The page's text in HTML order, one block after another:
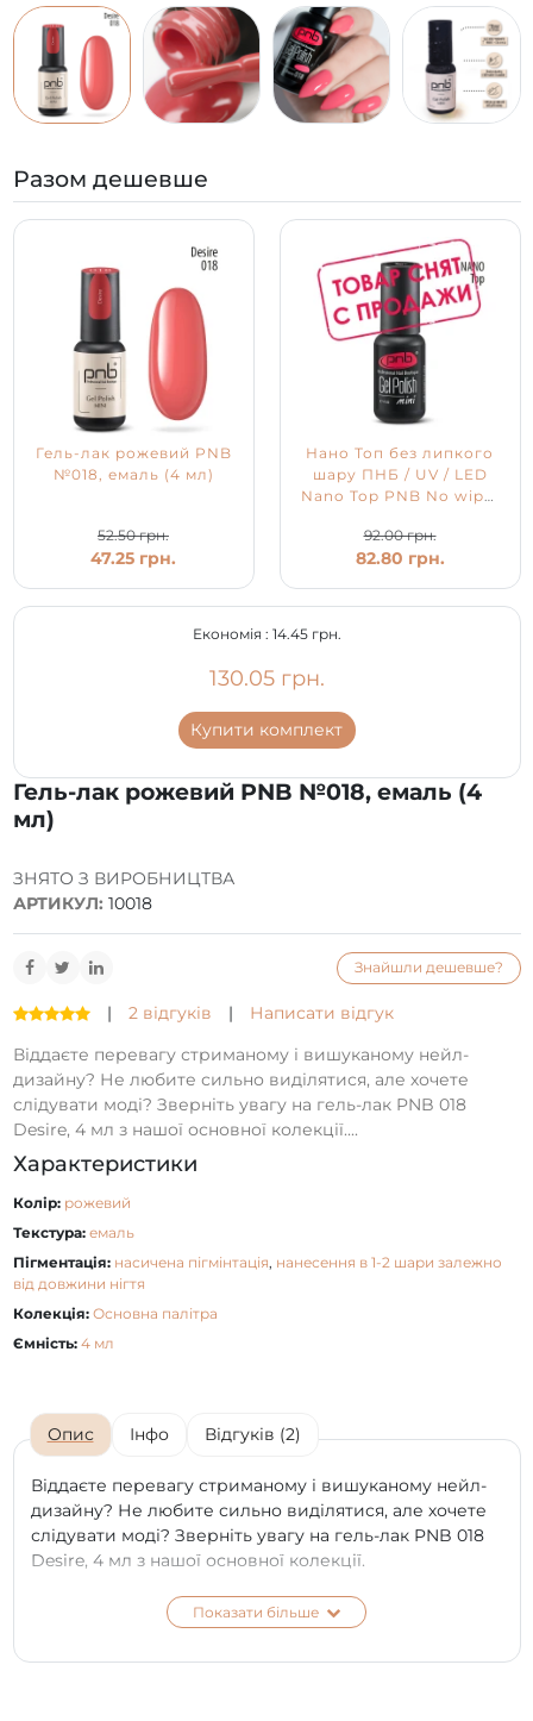
Гель-лак рожевий PNB №018, емаль (4
мл)
| 2 відгуків |
Написати відгук
Віддаєте перевагу стриманому і вишуканому нейл-
дизайну? Не любите сильно виділятися, але хочете
слідувати моді? Зверніть увагу на гель-лак PNB 018
Desire, 4 мл з нашої основної колекції....
Характеристики
Колір: рожевий
Текстура: емаль
Пігментація: насичена пігмінтація, нанесення в 1-2 шари залежно
від довжини нігтя
Колекція: Основна палітра
Ємність: 4 мл
ЗНЯТО З ВИРОБНИЦТВА
АРТИКУЛ: 10018
Знайшли дешевше?
Разом дешевше
Гель-лак рожевий PNB
№018, емаль (4 мл)
52.50 грн.
47.25 грн.
Нано Топ без липкого
шару ПНБ / UV / LED
Nano Top PNB No wipe,
92.00 грн.
82.80 грн.
Економія : 14.45 грн.
130.05 грн.
Купити комплект
Опис Інфо Відгуків (2)
Віддаєте перевагу стриманому і вишуканому нейл-
дизайну? Не любите сильно виділятися, але хочете
слідувати моді? Зверніть увагу на гель-лак PNB 018
Desire, 4 мл з нашої основної колекції.
Темно-рожевий колір прекрасно виглядає як на
коротких, так і на довгих нігтях будь-якої форми,
Показати більше